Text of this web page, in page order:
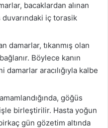
bacaklardan alınan
iç torasik
damarlar, tıkanmış olan
Böylece kanın
damarlar aracılığıyla kalbe
göğüs
birleştirilir. Hasta yoğun
gün gözetim altında